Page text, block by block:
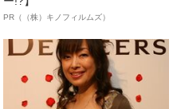
PR（（株）キノフィルムズ）